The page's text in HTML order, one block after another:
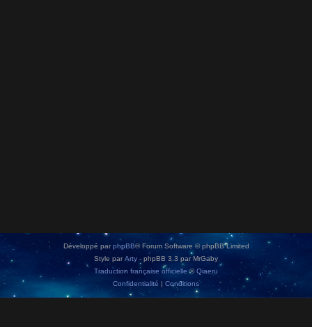
Développé par phpBB® Forum Software © phpBB Limited
Style parArty - phpBB 3.3 par MrGaby
Traduction française officielle ©Qiaeru
Confidentialité | Conditions